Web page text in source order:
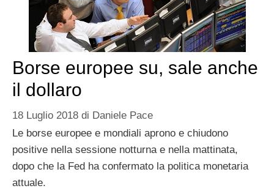
Borse europee su, sale anche
il dollaro
18 Luglio 2018 di Daniele Pace
Le borse europee e mondiali aprono e chiudono
positive nella sessione notturna e nella mattinata,
dopo che la Fed ha confermato la politica monetaria
attuale.